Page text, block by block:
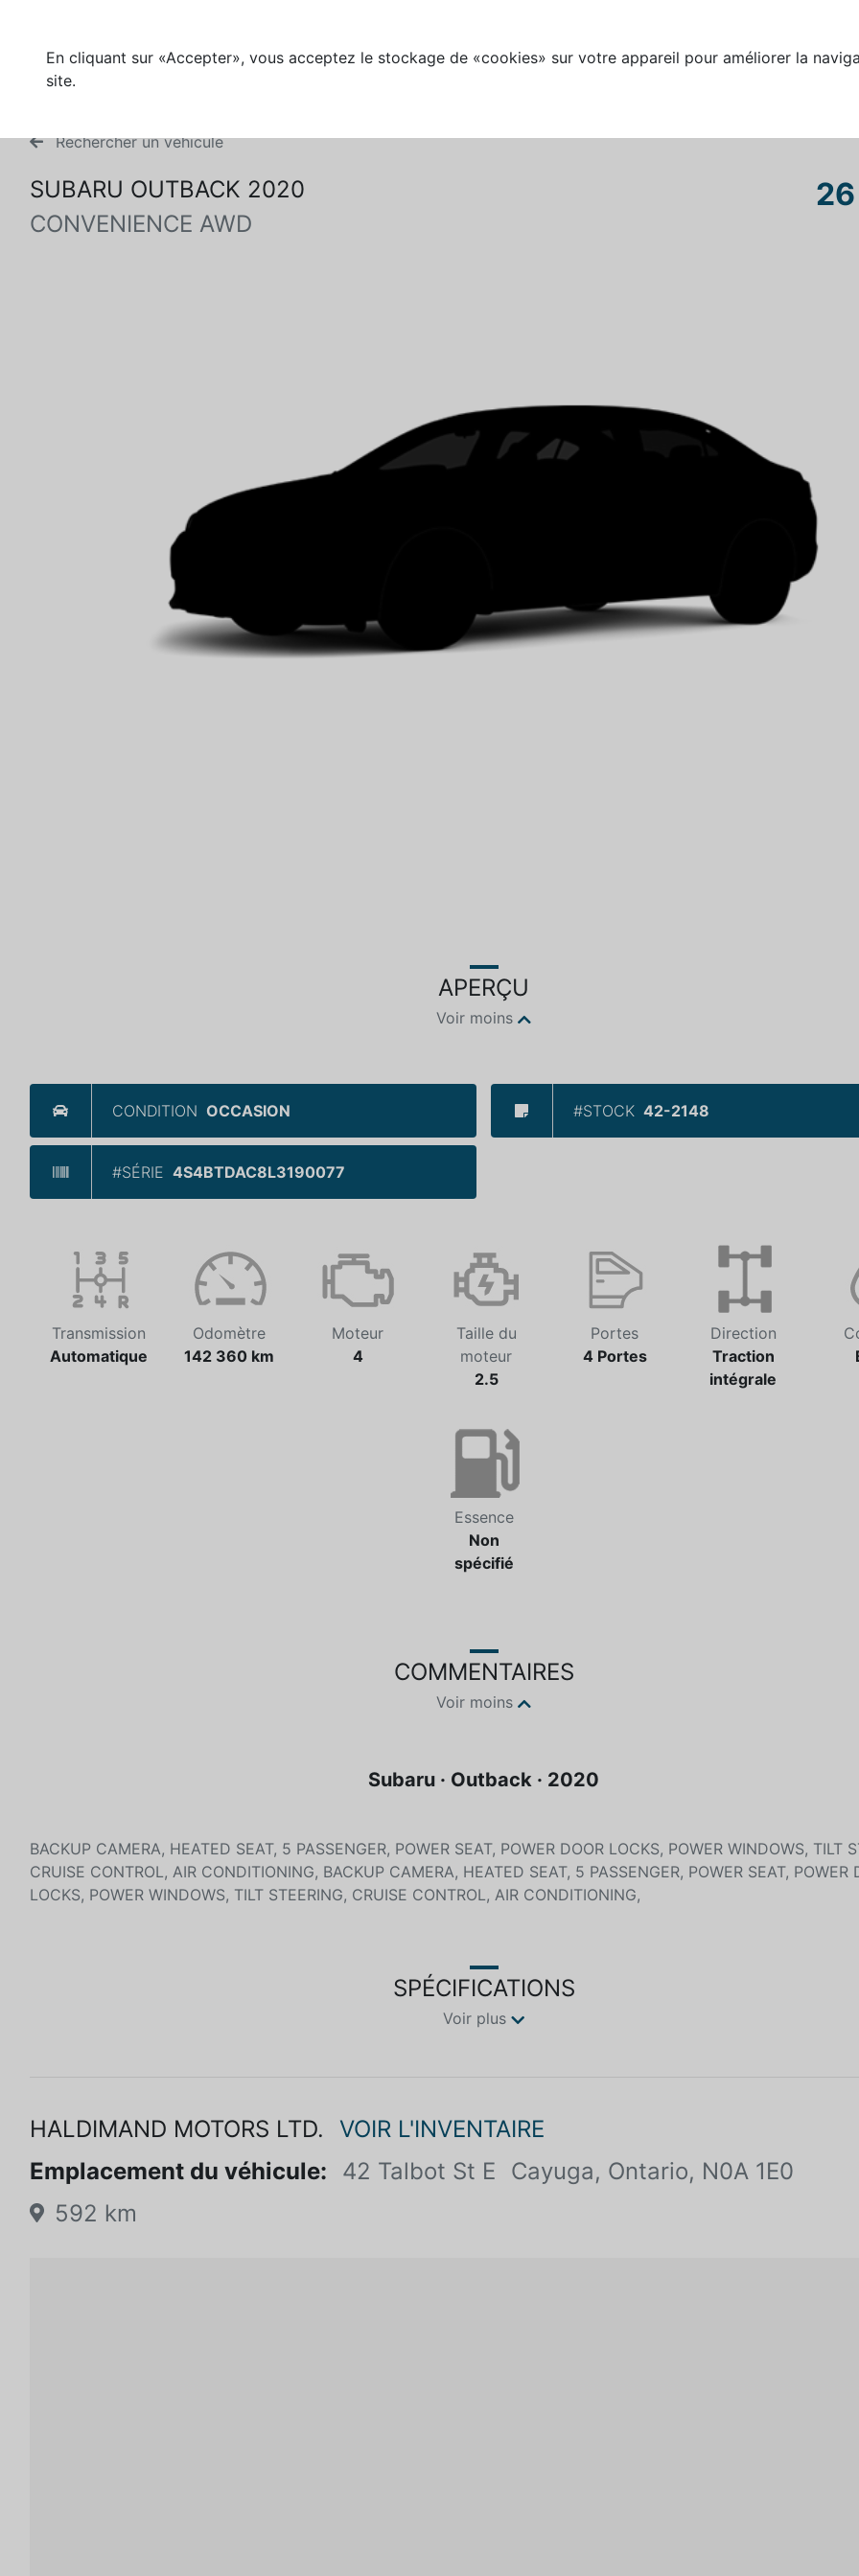
En cliquant sur «Accepter», vous acceptez le stockage de «cookies» sur votre appareil pour améliorer la
site.
Rechercher un véhicule
SUBARU OUTBACK 2020
CONVENIENCE AWD
APERÇU
Voir moins
CONDITION OCCASION #STOCK 42-2148
#SÉRIE 4S4BTDAC8L3190077
Transmission
Automatique
Odomètre
142 360 km
Moteur
4
Taille du
moteur
2.5
Portes
4 Portes
Direction
Traction
intégrale
Essence
Non
spécifié
COMMENTAIRES
Voir moins
Subaru · Outback · 2020
BACKUP CAMERA, HEATED SEAT, 5 PASSENGER, POWER SEAT, POWER DOOR LOCKS, POWER WINDOWS, TILT
CRUISE CONTROL, AIR CONDITIONING, BACKUP CAMERA, HEATED SEAT, 5 PASSENGER, POWER SEAT, POWER
LOCKS, POWER WINDOWS, TILT STEERING, CRUISE CONTROL, AIR CONDITIONING,
SPÉCIFICATIONS
Voir plus
HALDIMAND MOTORS LTD.
VOIR L'INVENTAIRE
Emplacement du véhicule:
42 Talbot St E
Cayuga, Ontario, N0A 1E0
592 km